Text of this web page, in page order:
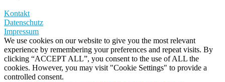
Kontakt
Datenschutz
Impressum
We use cookies on our website to give you the most relevant
experience by remembering your preferences and repeat visits. By
clicking “ACCEPT ALL”, you consent to the use of ALL the
cookies. However, you may visit "Cookie Settings" to provide a
controlled consent.